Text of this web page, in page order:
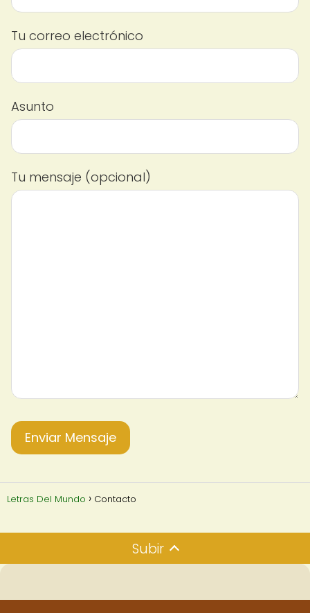
Tu correo electrónico
Asunto
Tu mensaje (opcional)
Letras Del Mundo Contacto
Subir